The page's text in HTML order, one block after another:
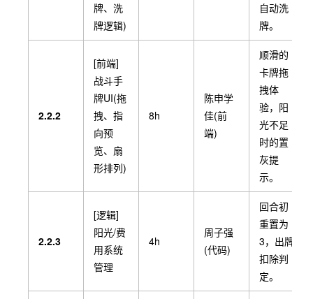
本地存
档系统
(读写
JSON)
(后端)
保存当
层、血
量、牌
库、遗
物，并
能在启
动时恢
复。
牌、洗
牌逻辑)
自动洗
牌。
2.2.2
[前端]
战斗手
牌UI(拖
拽、指
向预
览、扇
形排列)
8h
陈申学
佳(前
端)
顺滑的
卡牌拖
拽体
验，阳
光不足
时的置
灰提
示。
2.2.3
[逻辑]
阳光/费
用系统
管理
4h
周子强
(代码)
回合初
重置为
3，出牌
扣除判
定。